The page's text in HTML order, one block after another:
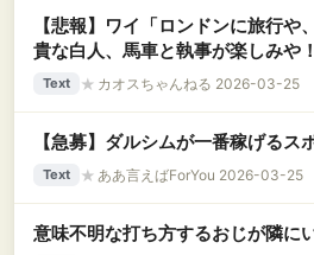
【悲報】ワイ「ロンドンに旅行や
貴な白人、馬車と執事が楽しみや
Text ★ カオスちゃんねる 2026-03-25
【急募】ダルシムが一番稼げるス
Text ★ ああ言えばForYou 2026-03-25
意味不明な打ち方するおじが隣に